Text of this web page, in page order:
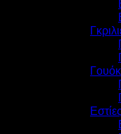
Γουόκ
Εστίες